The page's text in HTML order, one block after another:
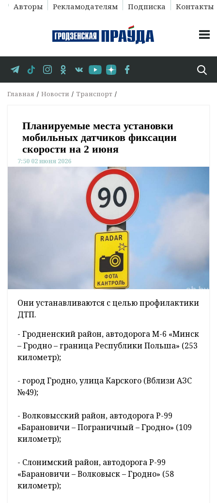
Авторы Рекламодателям Подписка Контакты
Главная Новости Транспорт
Планируемые места установки
мобильных датчиков фиксации
скорости на 2 июня
7:50 02 июня 2026
Они устанавливаются с целью профилактики
ДТП.
- Гродненский район, автодорога М-6 «Минск
– Гродно – граница Республики Польша» (253
километр);
- город Гродно, улица Карского (Вблизи АЗС
№49);
- Волковысский район, автодорога Р-99
«Барановичи – Пограничный – Гродно» (109
километр);
- Слонимский район, автодорога Р-99
«Барановичи – Волковыск – Гродно» (58
километр);